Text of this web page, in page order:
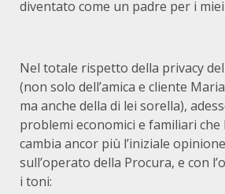
diventato come un padre per i miei
Nel totale rispetto della privacy
(non solo dell’amica e cliente
ma anche della di lei sorella),
problemi economici e familiari
cambia ancor più l’iniziale
sull’operato della Procura, e con
i toni: